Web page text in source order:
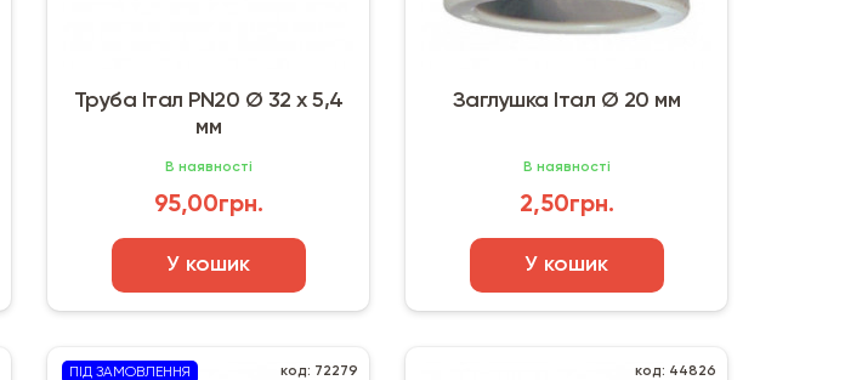
Труба Італ PN20 Ø 32 х 5,4
мм
В наявності
95,00грн.
У кошик
Заглушка Італ Ø 20 мм
В наявності
2,50грн.
У кошик
ПІД ЗАМОВЛЕННЯ код: 72279 код: 44826